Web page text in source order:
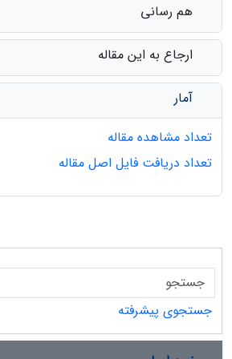
هم رسانی
ارجاع به این مقاله
آمار
تعداد مشاهده مقاله
تعداد دریافت فایل اصل مقاله
جستجوی پیشرفته